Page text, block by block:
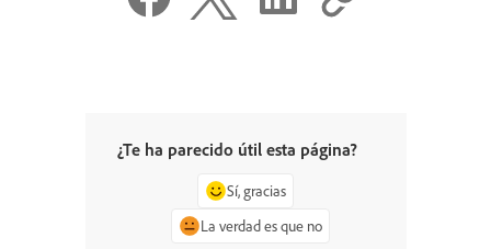
¿Te ha parecido útil esta página?
Sí, gracias
La verdad es que no